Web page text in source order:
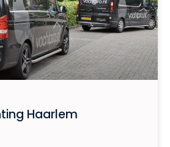
Haarlem